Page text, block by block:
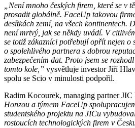
„Není mnoho českých firem, které se v
prosadit globálně. FaceUp takovou
desítkách zemí, na všech kontinentech.
není mrtvý, jak se někdy uvádí. V
se totiž zákazníci potřebují opřít nejen o
o spolehlivého partnera s dobrou
zabezpečením dat. Proto jsem se
tomto kole,” vysvětluje investor Jiří
spolu se Scio v minulosti podpořil.
Radim Kocourek, managing partner JIC
Honzou a týmem FaceUp
studentského projektu na JICu
rostoucích technologických firem v